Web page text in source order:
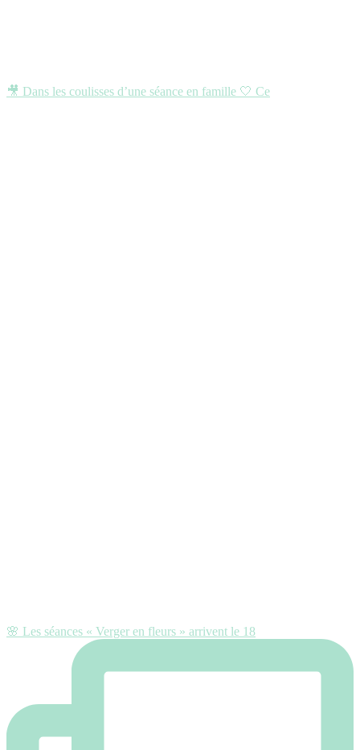
🎥 Dans les coulisses d’une séance en famille 🤍 Ce
🌸 Les séances « Verger en fleurs » arrivent le 18